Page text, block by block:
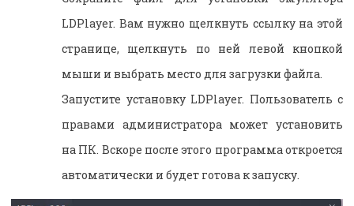
LDPlayer. Вам нужно щелкнуть ссылку на этой
странице, щелкнуть по ней левой кнопкой
мыши и выбрать место для загрузки файла.
Запустите установку LDPlayer. Пользователь с
правами администратора может установить
на ПК. Вскоре после этого программа откроется
автоматически и будет готова к запуску.